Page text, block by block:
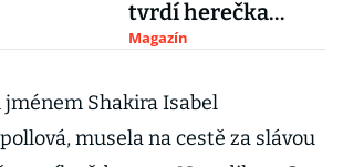
tvrdí herečka
Salma Hayeková
Magazín
jménem Shakira Isabel
musela na cestě za slávou